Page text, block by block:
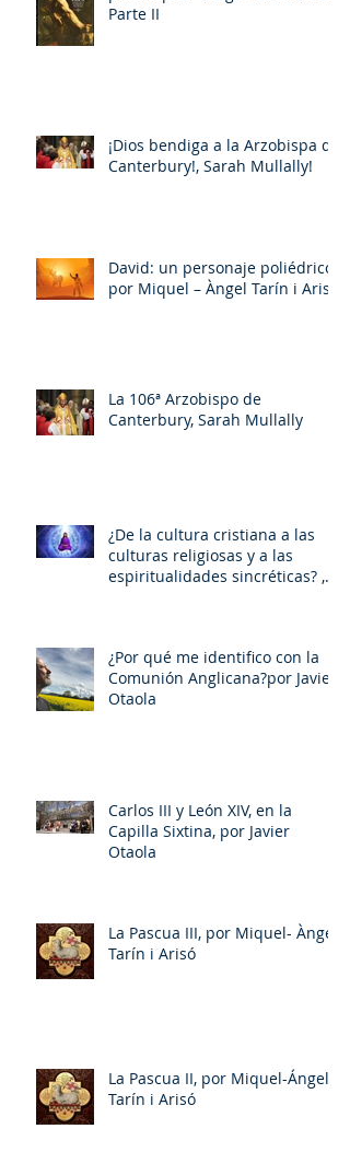
Parte II
¡Dios bendiga a la Arzobispa de
Canterbury!, Sarah Mullally!
David: un personaje poliédrico,
por Miquel – Àngel Tarín i Arisó
La 106ª Arzobispo de
Canterbury, Sarah Mullally
¿De la cultura cristiana a las
culturas religiosas y a las
espiritualidades sincréticas? ,
¿Por qué me identifico con la
Comunión Anglicana?por Javier
Otaola
Carlos III y León XIV, en la
Capilla Sixtina, por Javier
Otaola
La Pascua III, por Miquel- Àngel
Tarín i Arisó
La Pascua II, por Miquel-Ángel
Tarín i Arisó